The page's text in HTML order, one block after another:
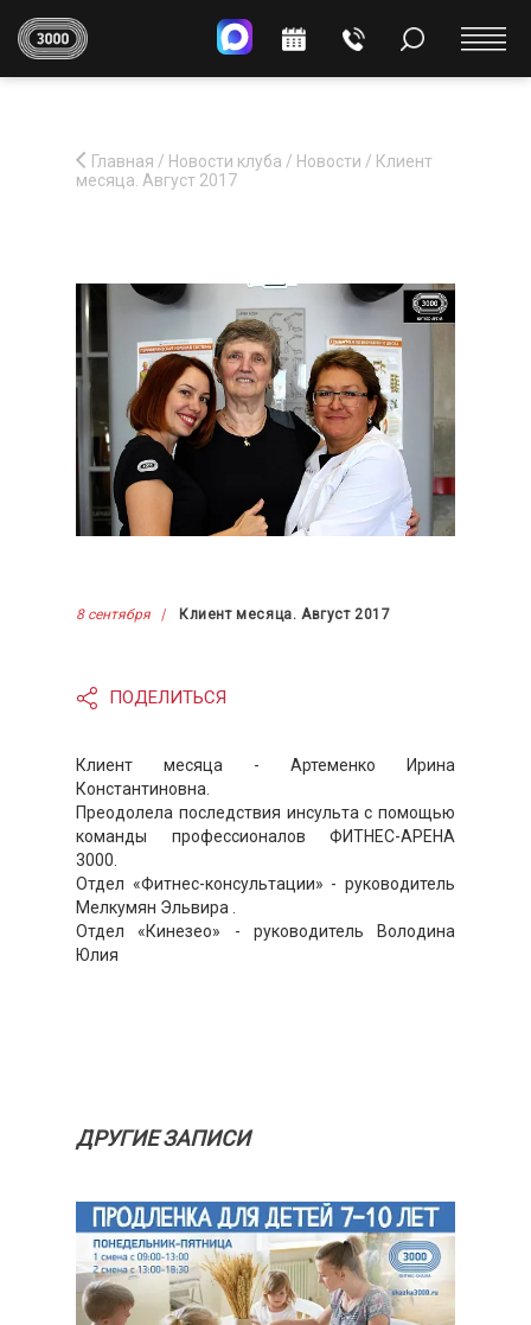
Главная / Новости клуба / Новости / Клиент
месяца. Август 2017
8 сентября Клиент месяца. Август 2017
ПОДЕЛИТЬСЯ
Клиент месяца - Артеменко Ирина
Константиновна.
Преодолела последствия инсульта с помощью
команды профессионалов ФИТНЕС-АРЕНА
3000.
Отдел «Фитнес-консультации» - руководитель
Мелкумян Эльвира .
Отдел «Кинезео» - руководитель Володина
Юлия
ДРУГИЕ ЗАПИСИ